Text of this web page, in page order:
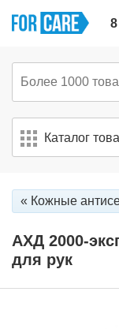
Каталог
« Кожные
АХД 2000-
для рук